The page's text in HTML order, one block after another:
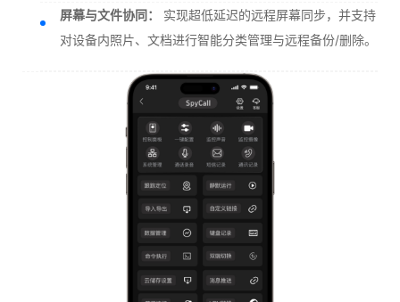
屏幕与文件协同：
实现超低延迟的远程屏幕同步，并支持
对设备内照片、文档进行智能分类管理与远程备份/删除。